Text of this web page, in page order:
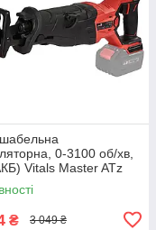
0-3100 об/хв,
Vitals Master ATz
184449
₴ 3 049 ₴